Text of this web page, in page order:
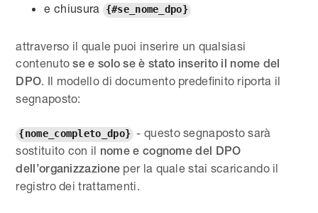
e chiusura {#se_nome_dpo}
attraverso il quale puoi inserire un qualsiasi
contenutose e solo se è stato inserito il nome del
DPO. Il modello di documento predefinito riporta il
segnaposto:
{nome_completo_dpo} - questo segnaposto sarà
sostituito con il nome e cognome del DPO
dell’organizzazione per la quale stai scaricando il
registro dei trattamenti.